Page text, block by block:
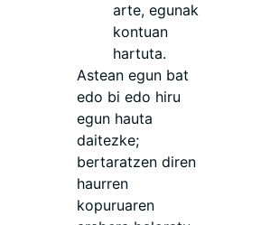
arte, egunak
kontuan
hartuta.
Astean egun bat
edo bi edo hiru
egun hauta
daitezke;
bertaratzen diren
haurren
kopuruaren